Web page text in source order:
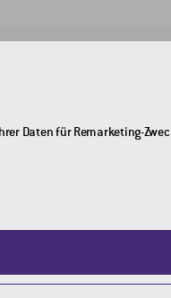
Daten für Remarketing-